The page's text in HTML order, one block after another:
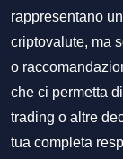
rappresentano
criptovalute, ma
o
che ci permetta
trading o altre
tua completa